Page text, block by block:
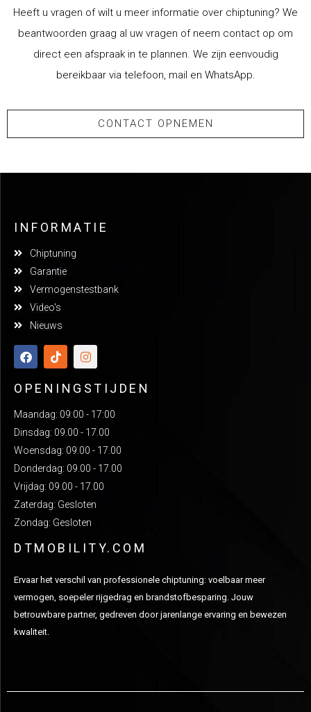
Heeft u vragen of wilt u meer informatie over chiptuning? We
beantwoorden graag al uw vragen of neem contact op om
direct een afspraak in te plannen. We zijn eenvoudig
bereikbaar via telefoon, mail en WhatsApp.
CONTACT OPNEMEN
INFORMATIE
Chiptuning
Garantie
Vermogenstestbank
Video's
Nieuws
OPENINGSTIJDEN
Maandag: 09:00 - 17:00
Dinsdag: 09.00 - 17.00
Woensdag: 09.00 - 17.00
Donderdag: 09.00 - 17.00
Vrijdag: 09.00 - 17.00
Zaterdag: Gesloten
Zondag: Gesloten
DTMOBILITY.COM
Ervaar het verschil van professionele chiptuning: voelbaar meer
vermogen, soepeler rijgedrag en brandstofbesparing. Jouw
betrouwbare partner, gedreven door jarenlange ervaring en bewezen
kwaliteit.